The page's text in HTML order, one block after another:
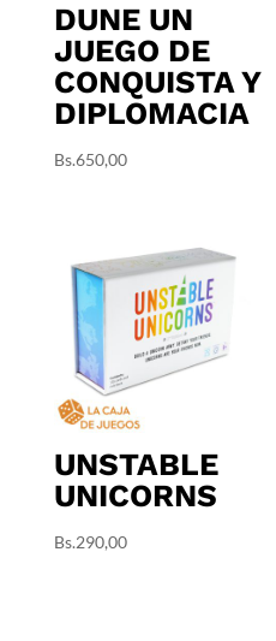
DUNE UN
JUEGO DE
CONQUISTA Y
DIPLOMACIA
Bs.650,00
UNSTABLE
UNICORNS
Bs.290,00